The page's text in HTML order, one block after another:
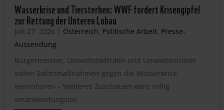
Wasserkrise und Tiersterben: WWF fordert Krisengipfel
zur Rettung der Unteren Lobau
Juli 27, 2026 | Österreich, Politische Arbeit, Presse-
Aussendung
Bürgermeister, Umweltstadträtin und Umweltminister
sollen Sofortmaßnahmen gegen die Wasserkrise
vereinbaren – Weiteres Zuschauen wäre völlig
verantwortungslos